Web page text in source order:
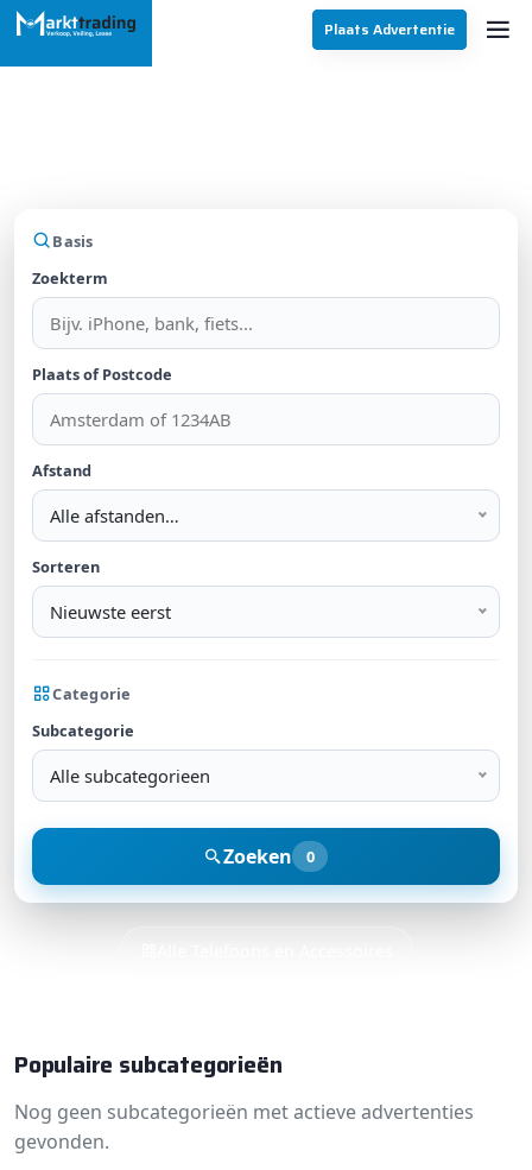
Plaats Advertentie
Basis
Zoekterm
Plaats of Postcode
Afstand
Alle afstanden…
Sorteren
Nieuwste eerst
Categorie
Subcategorie
Alle subcategorieen
Zoeken 0
Populaire subcategorieën
Nog geen subcategorieën met actieve advertenties
gevonden.